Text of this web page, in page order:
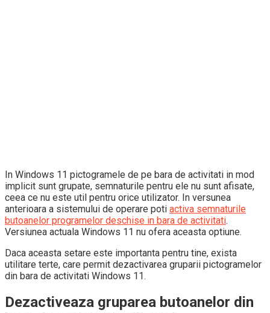
In Windows 11 pictogramele de pe bara de activitati in mod
implicit sunt grupate, semnaturile pentru ele nu sunt afisate,
ceea ce nu este util pentru orice utilizator. In versunea
anterioara a sistemului de operare poti activa semnaturile
butoanelor programelor deschise in bara de activitati.
Versiunea actuala Windows 11 nu ofera aceasta optiune.
Daca aceasta setare este importanta pentru tine, exista
utilitare terte, care permit dezactivarea gruparii pictogramelor
din bara de activitati Windows 11.
Dezactiveaza gruparea butoanelor din